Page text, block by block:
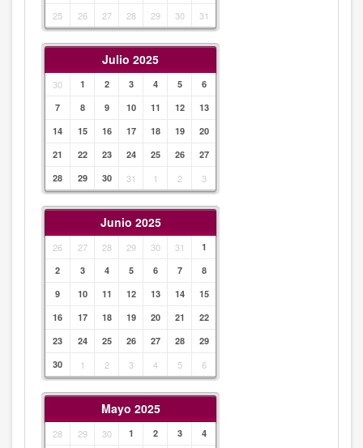
25
26 27 28 29 30 31
Julio 2025
30 1 2 3 4 5
6
7
8 9 10 11 12
13
14
15 16 17 18 19
20
21
22 23 24 25 26
27
28
29 30 31 1 2 3
Junio 2025
26 27 28 29 30 31
1
2
3 4 5 6 7
8
9
10 11 12 13 14
15
16
17 18 19 20 21
22
23
24 25 26 27 28
29
30
1 2 3 4 5 6
Mayo 2025
28 29 30 1 2 3 4